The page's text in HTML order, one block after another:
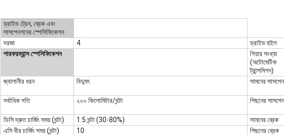
ড্রাইভ ট্রেন, ব্রেক এবং
সাসপেনশনের স্পেসিফিকেশন
দরজা
4 ড্রাইভ হুইল
পারফরম্যান্স স্পেসিফিকেশন
গিয়ার সংখ্যা
(অটোমেটিক
ট্রান্সমিশন)
জ্বালানীর ধরন বিদ্যুৎ সামনের
সর্বাধিক গতি
২০০ কিলোমিটার/ঘন্টা পিছনের
ডিসি দ্রুত চার্জিং সময় (ঘন্টা)
1.5 ঘন্টা (30-80%) সামনের ব্রেক
এসি ধীর চার্জিং সময় (ঘন্টা)
10 পিছনের ব্রেক